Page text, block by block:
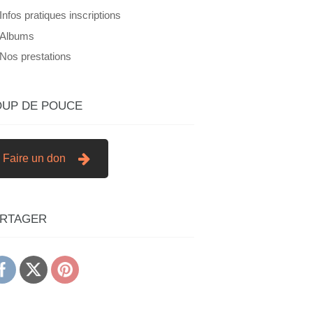
Infos pratiques inscriptions
Albums
Nos prestations
DE POUCE
Faire un don